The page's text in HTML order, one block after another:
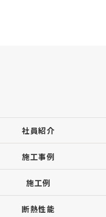
社員紹介
施工事例
施工例
断熱性能